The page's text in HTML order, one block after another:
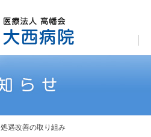
処遇改善の取り組み